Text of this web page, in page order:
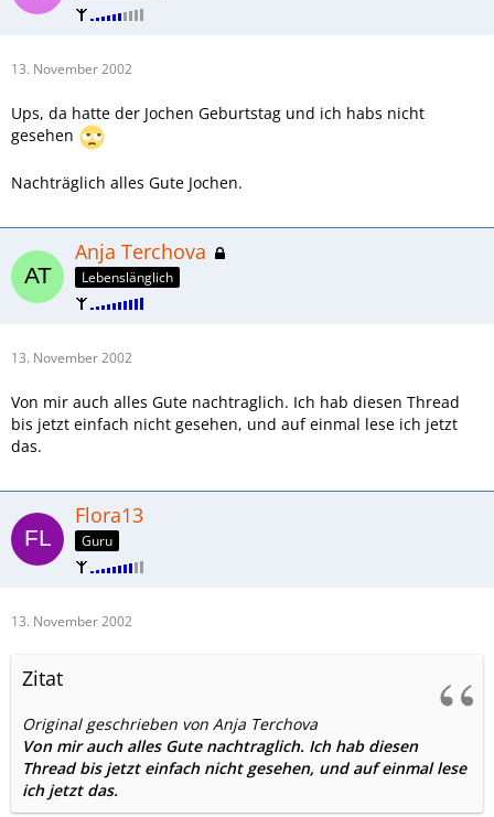
13. November 2002
Ups, da hatte der Jochen Geburtstag und ich habs nicht
gesehen
Nachträglich alles Gute Jochen.
Anja Terchova
Lebenslänglich
13. November 2002
Von mir auch alles Gute nachtraglich. Ich hab diesen Thread
bis jetzt einfach nicht gesehen, und auf einmal lese ich jetzt
das.
Flora13
Guru
13. November 2002
Zitat
Original geschrieben von Anja Terchova
Von mir auch alles Gute nachtraglich. Ich hab diesen
Thread bis jetzt einfach nicht gesehen, und auf einmal lese
ich jetzt das.